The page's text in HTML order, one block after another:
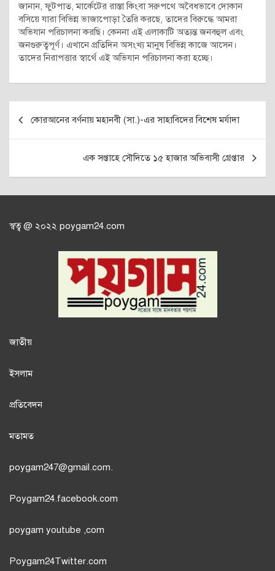
জানান, ফুটপাত, মার্কেটের রাস্তা কিংবা সরুপথে অবৈধভাবে দোকান
বসিয়ে যারা বিভিন্ন ভাজাপোড়া তৈরি করছে, তাদের বিরুদ্ধে আমরা
অভিযান পরিচালনা করছি। কেননা এই এলাকাটি অত্যন্ত জনবহুল এবং
জনগুরুত্বপূর্ণ। এখানে প্রতিদিন অসংখ্য মানুষ বিভিন্ন কাজে আসেন।
তাদের নিরাপত্তার স্বার্থে এই অভিযান পরিচালনা করা হচ্ছে।
navigation
কোরআনের বর্ণনায় মহানবী (সা.)-এর সাহাবিদের বিশেষ মর্যাদা
এক সপ্তাহে সৌদিতে ১৫ হাজার অভিবাসী গ্রেপ্তার
স্বত্ব @ ২০২২ poygam24.com
জাতীয়
ইসলাম
প্রতিবেদন
মতামত
poygam247@gmail.com.
Poygam24.facebook.com
poygam youtube ,com
Poygam24Twitter.com